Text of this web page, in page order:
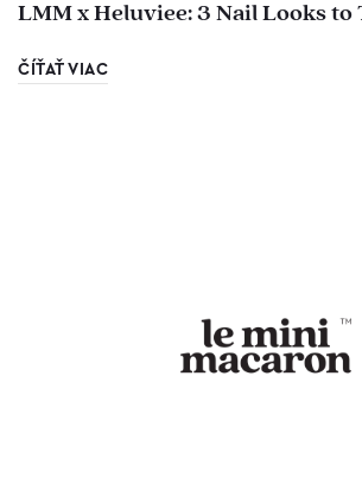
LMM x Heluviee: 3 Nail Looks to
ČÍŤAŤ VIAC